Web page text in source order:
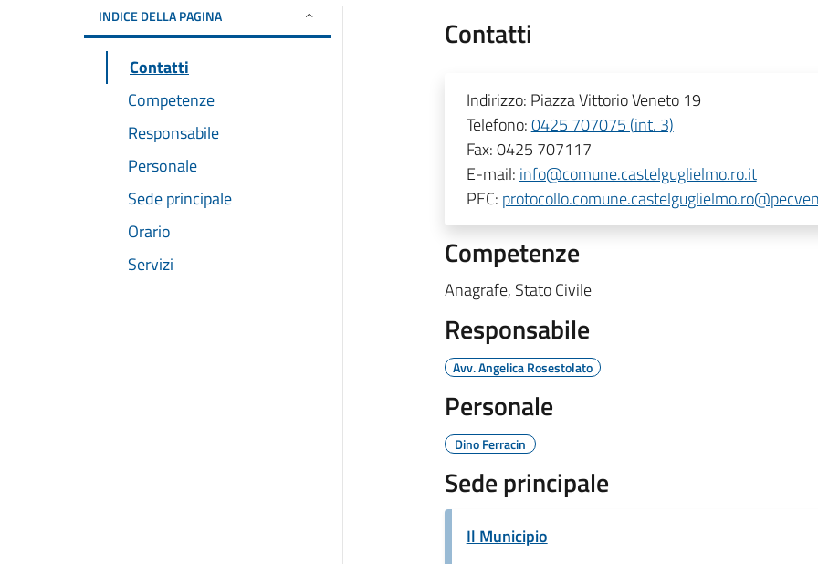
INDICE DELLA PAGINA
Contatti
Competenze
Responsabile
Personale
Sede principale
Orario
Servizi
Contatti
Indirizzo: Piazza Vittorio Veneto 19
Telefono:0425 707075 (int. 3)
Fax:0425 707117
E-mail: info@comune.castelguglielmo.ro.it
PEC:
Competenze
Anagrafe, Stato Civile
Responsabile
Avv. Angelica Rosestolato
Personale
Dino Ferracin
Sede principale
Il Municipio